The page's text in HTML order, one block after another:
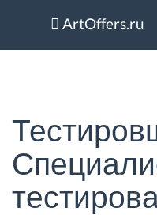
ArtOffers.ru